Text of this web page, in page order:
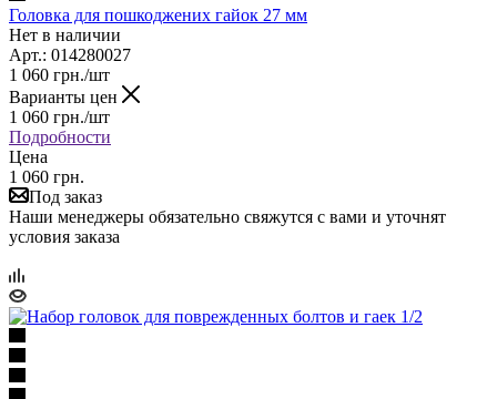
Головка для пошкоджених гайок 27 мм
Нет в наличии
Арт.: 014280027
1 060 грн./шт
Варианты цен
1 060 грн./шт
Подробности
Цена
1 060 грн.
Под заказ
Наши менеджеры обязательно свяжутся с вами и уточнят
условия заказа